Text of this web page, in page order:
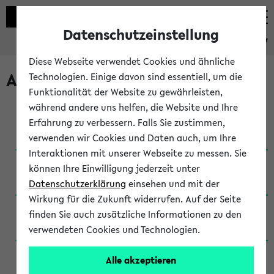
eKVV
Archivierte Studiengänge
Anglistik: British and American Studies / B.A.
(Einschreibung bis WiSe 16/17)
Anglistik: British and American Studies / B.A.
(Einschreibung bis SoSe 2015)
Anglistik: British and American Studies / B.A.
(Einschreibung bis SoSe 2013)
Anglistik: British and American Studies / Ba
(Einschreibung bis SoSe 2011)
Datenschutzeinstellung
Diese Webseite verwendet Cookies und ähnliche
Technologien. Einige davon sind essentiell, um die
Funktionalität der Website zu gewährleisten,
während andere uns helfen, die Website und Ihre
Erfahrung zu verbessern. Falls Sie zustimmen,
verwenden wir Cookies und Daten auch, um Ihre
Interaktionen mit unserer Webseite zu messen. Sie
können Ihre Einwilligung jederzeit unter
Datenschutzerklärung einsehen und mit der
Wirkung für die Zukunft widerrufen. Auf der Seite
finden Sie auch zusätzliche Informationen zu den
verwendeten Cookies und Technologien.
Alle akzeptieren